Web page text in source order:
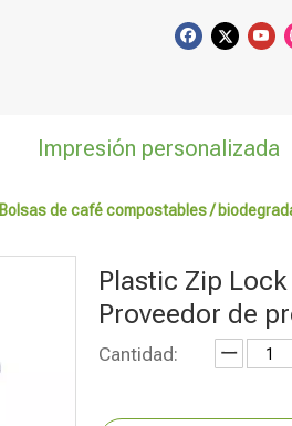
Impresión personalizada
Bolsas de café compostables /
Plastic Zip
Proveedor de
Cantidad: